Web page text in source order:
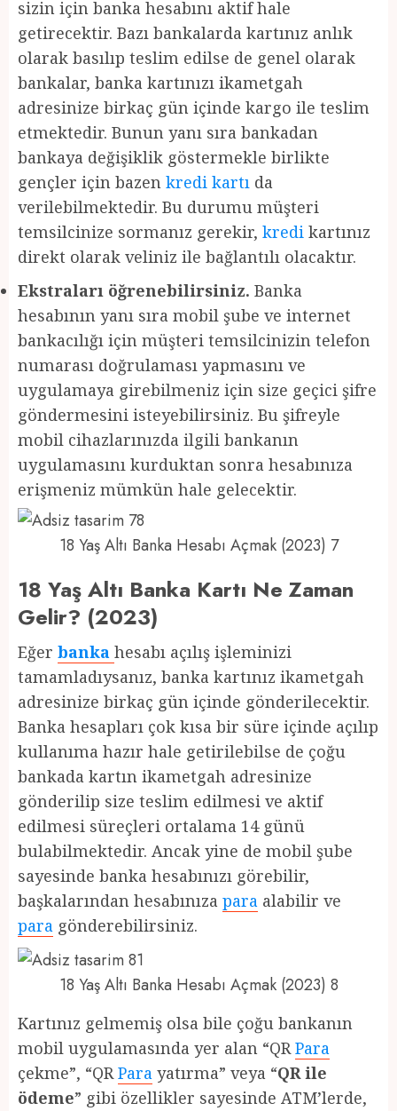
sizin için banka hesabını aktif hale
getirecektir. Bazı bankalarda kartınız anlık
olarak basılıp teslim edilse de genel olarak
bankalar, banka kartınızı ikametgah
adresinize birkaç gün içinde kargo ile teslim
etmektedir. Bunun yanı sıra bankadan
bankaya değişiklik göstermekle birlikte
gençler için bazen kredi kartı da
verilebilmektedir. Bu durumu müşteri
temsilcinize sormanız gerekir, kredi kartınız
direkt olarak veliniz ile bağlantılı olacaktır.
Ekstraları öğrenebilirsiniz. Banka
hesabının yanı sıra mobil şube ve internet
bankacılığı için müşteri temsilcinizin telefon
numarası doğrulaması yapmasını ve
uygulamaya girebilmeniz için size geçici şifre
göndermesini isteyebilirsiniz. Bu şifreyle
mobil cihazlarınızda ilgili bankanın
uygulamasını kurduktan sonra hesabınıza
erişmeniz mümkün hale gelecektir.
18 Yaş Altı Banka Hesabı Açmak (2023) 7
18 Yaş Altı Banka Kartı Ne Zaman
Gelir? (2023)
Eğer banka hesabı açılış işleminizi
tamamladıysanız, banka kartınız ikametgah
adresinize birkaç gün içinde gönderilecektir.
Banka hesapları çok kısa bir süre içinde açılıp
kullanıma hazır hale getirilebilse de çoğu
bankada kartın ikametgah adresinize
gönderilip size teslim edilmesi ve aktif
edilmesi süreçleri ortalama 14 günü
bulabilmektedir. Ancak yine de mobil şube
sayesinde banka hesabınızı görebilir,
başkalarından hesabınıza para alabilir ve
para gönderebilirsiniz.
18 Yaş Altı Banka Hesabı Açmak (2023) 8
Kartınız gelmemiş olsa bile çoğu bankanın
mobil uygulamasında yer alan “QRPara
çekme”, “QRPara yatırma” veya “QR ile
ödeme” gibi özellikler sayesinde ATM’lerde,